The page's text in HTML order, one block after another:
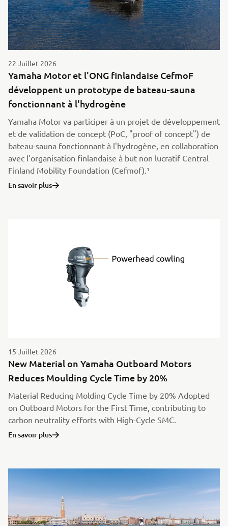
22 Juillet 2026
Yamaha Motor et l'ONG finlandaise CefmoF
développent un prototype de bateau-sauna
fonctionnant à l'hydrogène
Yamaha Motor va participer à un projet de développement
et de validation de concept (PoC, "proof of concept") de
bateau-sauna fonctionnant à l'hydrogène, en collaboration
avec l'organisation finlandaise à but non lucratif Central
Finland Mobility Foundation (Cefmof).¹
En savoir plus
15 Juillet 2026
New Material on Yamaha Outboard Motors
Reduces Moulding Cycle Time by 20%
Material Reducing Molding Cycle Time by 20% Adopted
on Outboard Motors for the First Time, contributing to
carbon neutrality efforts with High-Cycle SMC.
En savoir plus